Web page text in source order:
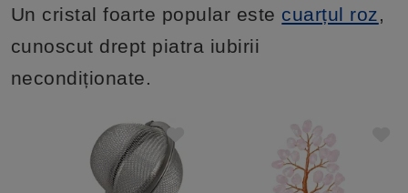
Un cristal foarte popular este cuarțul roz,
cunoscut drept piatra iubirii
necondiționate.